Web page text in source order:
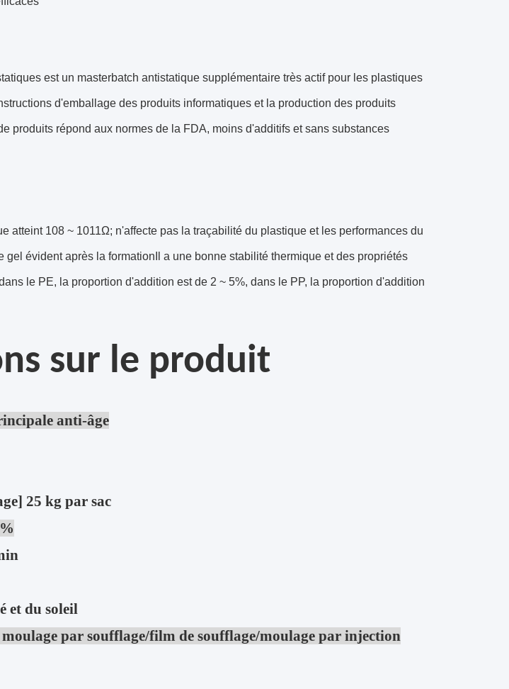
est un masterbatch antistatique supplémentaire très actif pour les plastiques
d'emballage des produits informatiques et la production des produits
produits répond aux normes de la FDA, moins d'additifs et sans substances
atteint 108 ~ 1011Ω; n'affecte pas la traçabilité du plastique et les performances du
gel évident après la formationIl a une bonne stabilité thermique et des propriétés
le PE, la proportion d'addition est de 2 ~ 5%, dans le PP, la proportion d'addition
sur le produit
anti-âge
25 kg par sac
et du soleil
par soufflage/film de soufflage/moulage par injection